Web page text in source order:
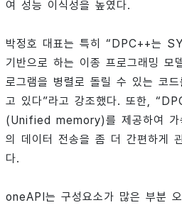
여 성능 이식성을 높였다.
박정호 대표는 특히 “DPC++는
기반으로 하는 이종 프로그래밍 모
로그램을 병렬로 돌릴 수 있는 코
고 있다”라고 강조했다. 또한,
(Unified memory)를 제공하여 가
의 데이터 전송을 좀 더 간편하게
다.
oneAPI는 구성요소가 많은 부분